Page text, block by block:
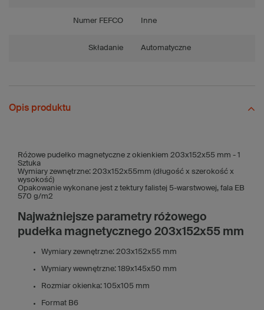
Numer FEFCO Inne
Składanie Automatyczne
Opis produktu
Różowe pudełko magnetyczne z okienkiem 203x152x55 mm - 1
Sztuka
Wymiary zewnętrzne: 203x152x55mm (długość x szerokość x
wysokość)
Opakowanie wykonane jest z tektury falistej 5-warstwowej, fala EB
570 g/m2
Najważniejsze parametry różowego
pudełka magnetycznego 203x152x55 mm
Wymiary zewnętrzne: 203x152x55 mm
Wymiary wewnętrzne: 189x145x50 mm
Rozmiar okienka: 105x105 mm
Format B6